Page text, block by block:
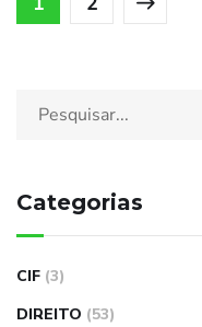
Categorias
CIF (3)
DIREITO (53)